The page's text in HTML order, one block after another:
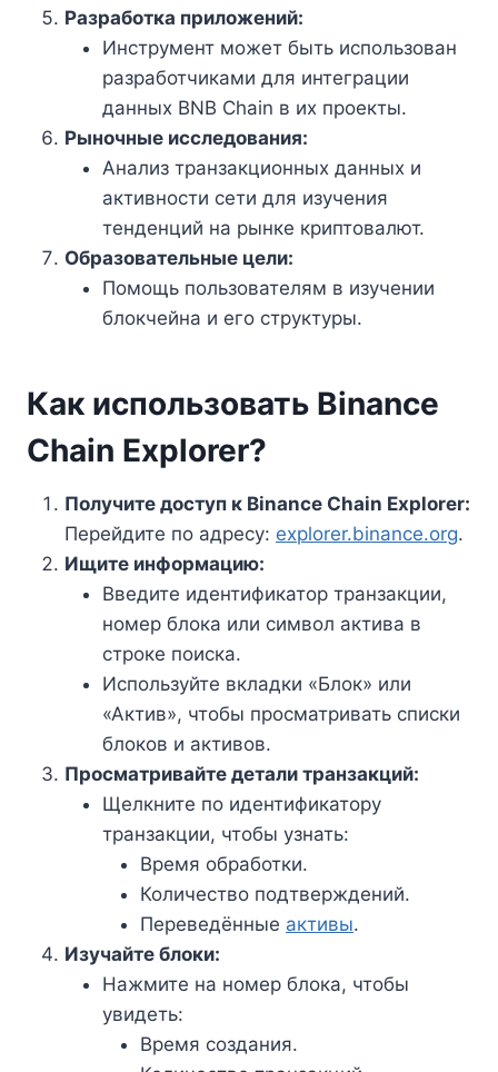
Разработка приложений:
Инструмент может быть использован
разработчиками для интеграции
данных BNB Chain в их проекты.
Рыночные исследования:
Анализ транзакционных данных и
активности сети для изучения
тенденций на рынке криптовалют.
Образовательные цели:
Помощь пользователям в изучении
блокчейна и его структуры.
Как использовать Binance
Chain Explorer?
Получите доступ к Binance Chain Explorer:
Перейдите по адресу: explorer.binance.org.
Ищите информацию:
Введите идентификатор транзакции,
номер блока или символ актива в
строке поиска.
Используйте вкладки «Блок» или
«Актив», чтобы просматривать списки
блоков и активов.
Просматривайте детали транзакций:
Щелкните по идентификатору
транзакции, чтобы узнать:
Время обработки.
Количество подтверждений.
Переведённые активы.
Изучайте блоки:
Нажмите на номер блока, чтобы
увидеть:
Время создания.